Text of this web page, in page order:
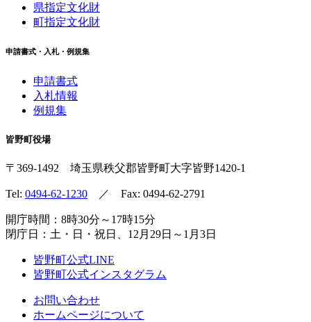
県指定文化財
町指定文化財
申請書式・入札・例規集
申請書式
入札情報
例規集
皆野町役場
〒369-1492 埼玉県秩父郡皆野町 大字皆野1420-1
Tel: 0494-62-1230 ／ Fax: 0494-62-2791
開庁時間：8時30分～17時15分
閉庁日：土・日・祝日、12月29日～1月3日
皆野町公式LINE
皆野町公式インスタグラム
お問い合わせ
ホームページについて